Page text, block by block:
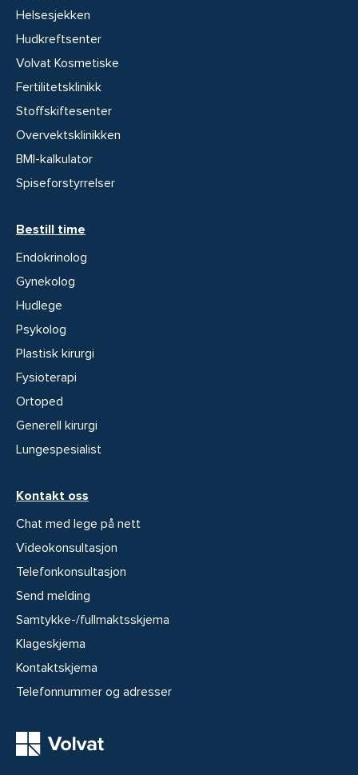
Helsesjekken
Hudkreftsenter
Volvat Kosmetiske
Fertilitetsklinikk
Stoffskiftesenter
Overvektsklinikken
BMI-kalkulator
Spiseforstyrrelser
Bestill time
Endokrinolog
Gynekolog
Hudlege
Psykolog
Plastisk kirurgi
Fysioterapi
Ortoped
Generell kirurgi
Lungespesialist
Kontakt oss
Chat med lege på nett
Videokonsultasjon
Telefonkonsultasjon
Send melding
Samtykke-/fullmaktsskjema
Klageskjema
Kontaktskjema
Telefonnummer og adresser